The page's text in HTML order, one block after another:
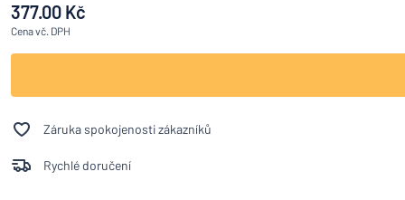
377.00 Kč
Cenavč. DPH
Záruka spokojenosti zákazníků
Rychlé doručení